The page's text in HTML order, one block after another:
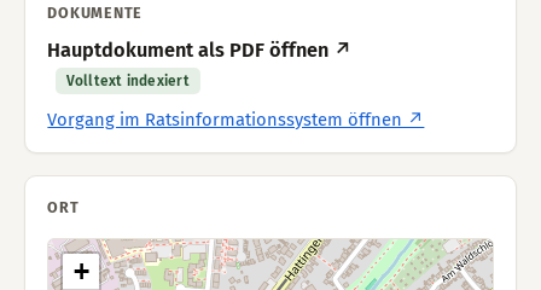
DOKUMENTE
Hauptdokument als PDF öffnen ↗
Volltext indexiert
Vorgang im Ratsinformationssystem öffnen ↗
ORT
+